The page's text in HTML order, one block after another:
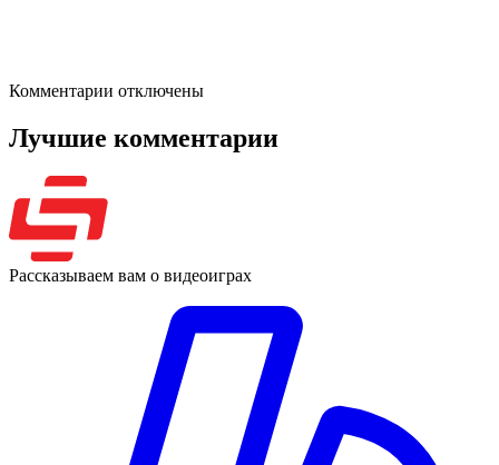
Комментарии отключены
Лучшие комментарии
Рассказываем вам о видеоиграх